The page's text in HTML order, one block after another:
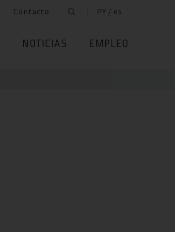
Contacto PY / es
NOTICIAS EMPLEO